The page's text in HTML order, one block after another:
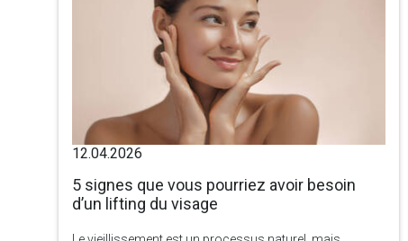
12.04.2026
5 signes que vous pourriez avoir besoin
d’un lifting du visage